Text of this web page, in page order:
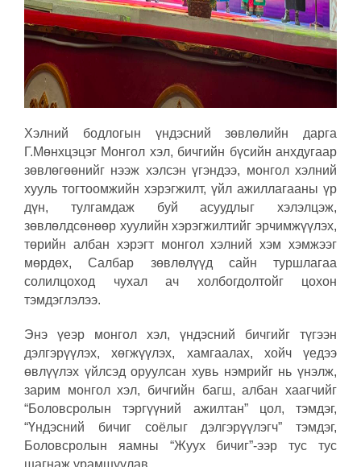
Хэлний бодлогын үндэсний зөвлөлийн дарга
Г.Мөнхцэцэг Монгол хэл, бичгийн бүсийн анхдугаар
зөвлөгөөнийг нээж хэлсэн үгэндээ, монгол хэлний
хууль тогтоомжийн хэрэгжилт, үйл ажиллагааны үр
дүн, тулгамдаж буй асуудлыг хэлэлцэж,
зөвлөлдсөнөөр хуулийн хэрэгжилтийг эрчимжүүлэх,
төрийн албан хэрэгт монгол хэлний хэм хэмжээг
мөрдөх, Салбар зөвлөлүүд сайн туршлагаа
солилцоход чухал ач холбогдолтойг цохон
тэмдэглэлээ.
Энэ үеэр монгол хэл, үндэсний бичгийг түгээн
дэлгэрүүлэх, хөгжүүлэх, хамгаалах, хойч үедээ
өвлүүлэх үйлсэд оруулсан хувь нэмрийг нь үнэлж,
зарим монгол хэл, бичгийн багш, албан хаагчийг
“Боловсролын тэргүүний ажилтан” цол, тэмдэг,
“Үндэсний бичиг соёлыг дэлгэрүүлэгч” тэмдэг,
Боловсролын яамны “Жуух бичиг”-ээр тус тус